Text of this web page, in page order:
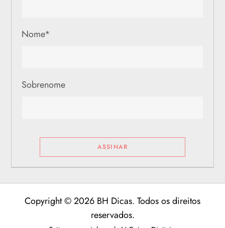
Nome*
Sobrenome
Copyright © 2026 BH Dicas. Todos os direitos
reservados.